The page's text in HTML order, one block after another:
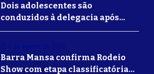
Dois adolescentes são
conduzidos à delegacia após
suposta agressão a idoso em
Barra Mansa confirma Rodeio
Show com etapa classificatória